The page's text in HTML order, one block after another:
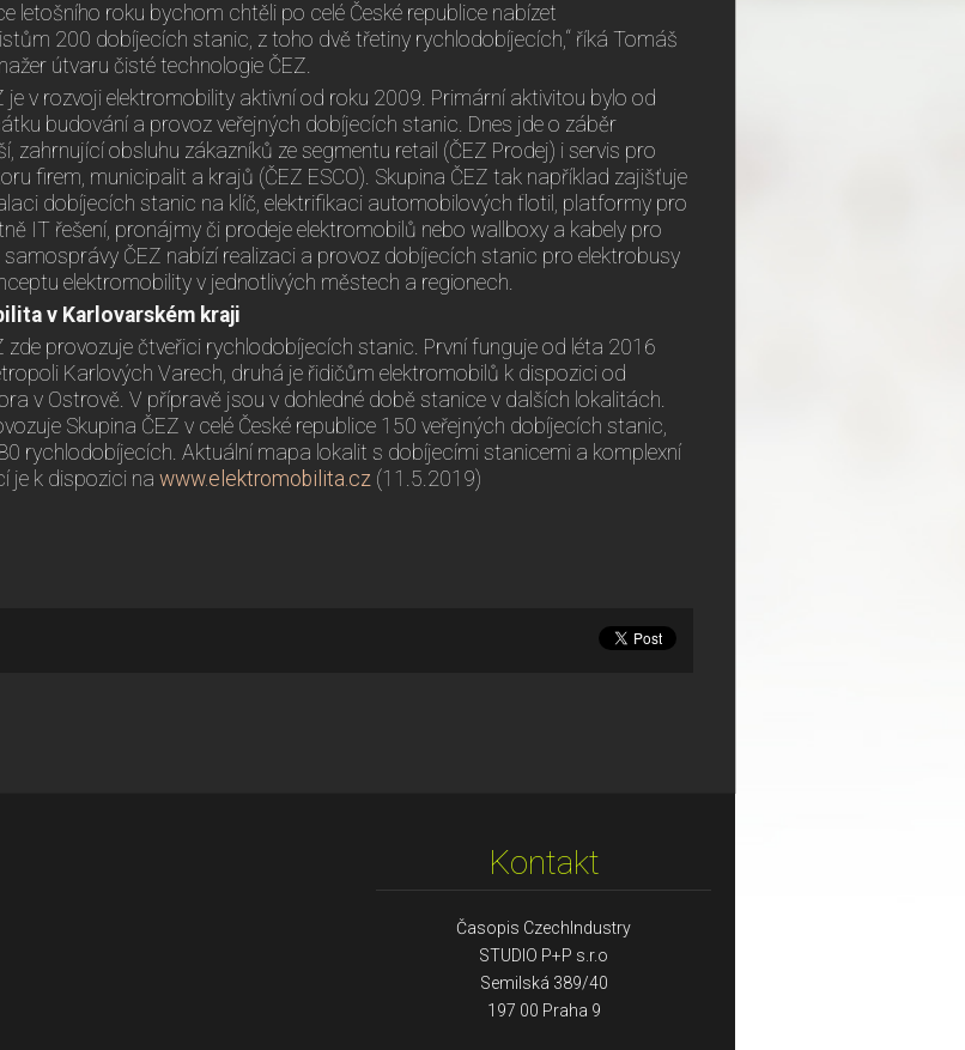
letošního roku bychom chtěli po celé České republice nabízet
200 dobíjecích stanic, z toho dvě třetiny rychlodobíjecích,“ říká Tomáš
útvaru čisté technologie ČEZ.
je v rozvoji elektromobility aktivní od roku 2009. Primární aktivitou bylo od
budování a provoz veřejných dobíjecích stanic. Dnes jde o záběr
zahrnující obsluhu zákazníků ze segmentu retail (ČEZ Prodej) i servis pro
firem, municipalit a krajů (ČEZ ESCO). Skupina ČEZ tak například zajišťuje
dobíjecích stanic na klíč, elektrifikaci automobilových flotil, platformy pro
IT řešení, pronájmy či prodeje elektromobilů nebo wallboxy a kabely pro
samosprávy ČEZ nabízí realizaci a provoz dobíjecích stanic pro elektrobusy
elektromobility v jednotlivých městech a regionech.
v Karlovarském kraji
zde provozuje čtveřici rychlodobíjecích stanic. První funguje od léta 2016
Karlových Varech, druhá je řidičům elektromobilů k dispozici od
v Ostrově. V přípravě jsou v dohledné době stanice v dalších lokalitách.
Skupina ČEZ v celé České republice 150 veřejných dobíjecích stanic,
rychlodobíjecích. Aktuální mapa lokalit s dobíjecími stanicemi a komplexní
je k dispozici na www.elektromobilita.cz (11.5.2019)
Kontakt
Časopis CzechIndustry
STUDIO P+P s.r.o
Semilská 389/40
197 00 Praha 9